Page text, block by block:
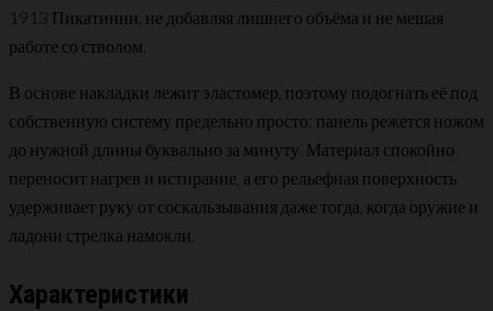
1913 Пикатинни, не добавляя лишнего объёма и не мешая
работе со стволом.
В основе накладки лежит эластомер, поэтому подогнать её под
собственную систему предельно просто: панель режется ножом
до нужной длины буквально за минуту. Материал спокойно
переносит нагрев и истирание, а его рельефная поверхность
удерживает руку от соскальзывания даже тогда, когда оружие и
ладони стрелка намокли.
Характеристики